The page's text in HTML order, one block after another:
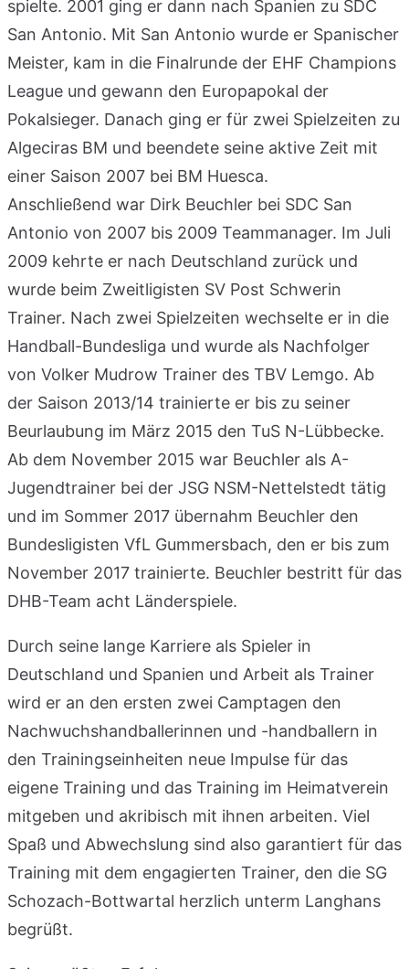
spielte. 2001 ging er dann nach Spanien zu SDC
San Antonio. Mit San Antonio wurde er Spanischer
Meister, kam in die Finalrunde der EHF Champions
League und gewann den Europapokal der
Pokalsieger. Danach ging er für zwei Spielzeiten zu
Algeciras BM und beendete seine aktive Zeit mit
einer Saison 2007 bei BM Huesca.
Anschließend war Dirk Beuchler bei SDC San
Antonio von 2007 bis 2009 Teammanager. Im Juli
2009 kehrte er nach Deutschland zurück und
wurde beim Zweitligisten SV Post Schwerin
Trainer. Nach zwei Spielzeiten wechselte er in die
Handball-Bundesliga und wurde als Nachfolger
von Volker Mudrow Trainer des TBV Lemgo. Ab
der Saison 2013/14 trainierte er bis zu seiner
Beurlaubung im März 2015 den TuS N-Lübbecke.
Ab dem November 2015 war Beuchler als A-
Jugendtrainer bei der JSG NSM-Nettelstedt tätig
und im Sommer 2017 übernahm Beuchler den
Bundesligisten VfL Gummersbach, den er bis zum
November 2017 trainierte. Beuchler bestritt für das
DHB-Team acht Länderspiele.
Durch seine lange Karriere als Spieler in
Deutschland und Spanien und Arbeit als Trainer
wird er an den ersten zwei Camptagen den
Nachwuchshandballerinnen und -handballern in
den Trainingseinheiten neue Impulse für das
eigene Training und das Training im Heimatverein
mitgeben und akribisch mit ihnen arbeiten. Viel
Spaß und Abwechslung sind also garantiert für das
Training mit dem engagierten Trainer, den die SG
Schozach-Bottwartal herzlich unterm Langhans
begrüßt.